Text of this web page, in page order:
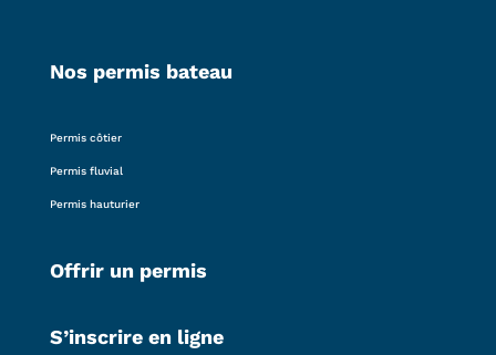
Nos permis bateau
Permis côtier
Permis fluvial
Permis hauturier
Offrir un permis
S’inscrire en ligne